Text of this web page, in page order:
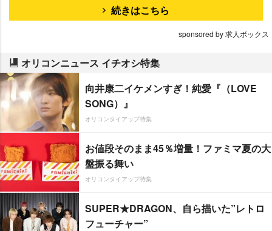
続きはこちら
sponsored by 求人ボックス
オリコンニュース イチオシ特集
向井康二イケメンすぎ！純愛『（LOVE
SONG）』
オリコンタイアップ特集
お値段そのまま45％増量！ファミマ夏の大
盤振る舞い
オリコンタイアップ特集
SUPER★DRAGON、自ら描いた”レトロ
フューチャー”